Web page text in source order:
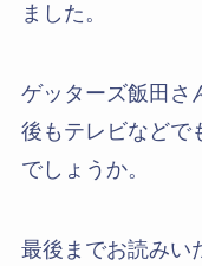
ました。
ゲッターズ飯田さ
後もテレビなどで
でしょうか。
最後までお読みい